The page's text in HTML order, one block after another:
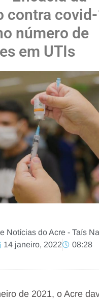
contra
número de
em UTIs
Notícias do Acre - Taís
14 janeiro, 2022
08:28
de 2021, o Acre